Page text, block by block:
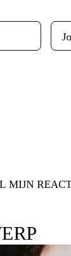
MIJN